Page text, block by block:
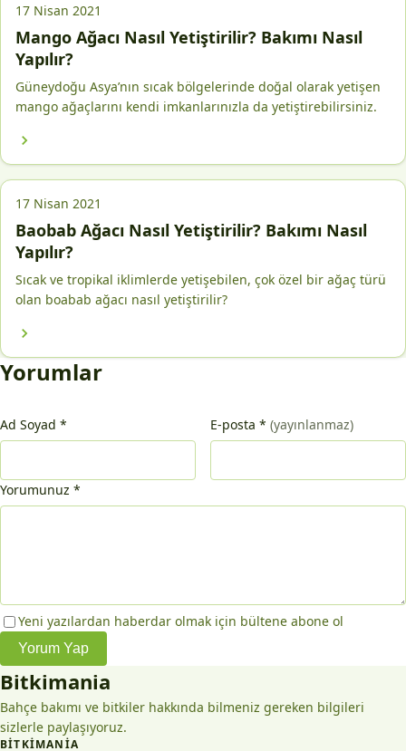
17 Nisan 2021
Mango Ağacı Nasıl Yetiştirilir? Bakımı Nasıl
Yapılır?
Güneydoğu Asya’nın sıcak bölgelerinde doğal olarak yetişen
mango ağaçlarını kendi imkanlarınızla da yetiştirebilirsiniz.
17 Nisan 2021
Baobab Ağacı Nasıl Yetiştirilir? Bakımı Nasıl
Yapılır?
Sıcak ve tropikal iklimlerde yetişebilen, çok özel bir ağaç türü
olan boabab ağacı nasıl yetiştirilir?
Yorumlar
Ad Soyad * E-posta * (yayınlanmaz)
Yorumunuz *
Yeni yazılardan haberdar olmak için bültene abone ol
Yorum Yap
Bitkimania
Bahçe bakımı ve bitkiler hakkında bilmeniz gereken bilgileri
sizlerle paylaşıyoruz.
BITKIMANIA